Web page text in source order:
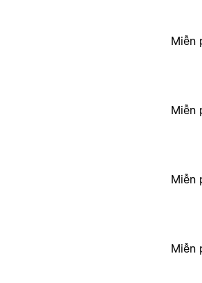
Miễn
Miễn
Miễn
Miễn